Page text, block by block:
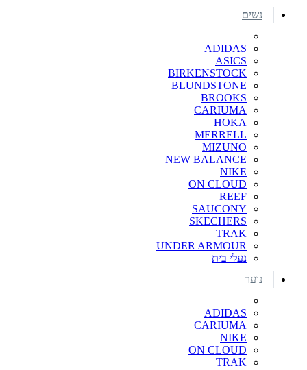
נשים
ADIDAS
ASICS
BIRKENSTOCK
BLUNDSTONE
BROOKS
CARIUMA
HOKA
MERRELL
MIZUNO
NEW BALANCE
NIKE
ON CLOUD
REEF
SAUCONY
SKECHERS
TRAK
UNDER ARMOUR
נעלי בית
נוער
ADIDAS
CARIUMA
NIKE
ON CLOUD
TRAK